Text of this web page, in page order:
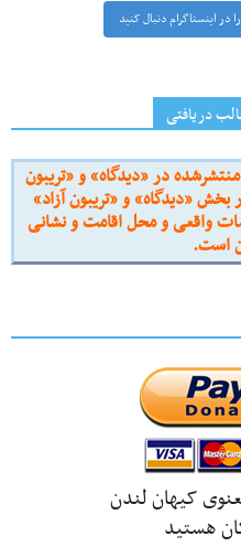
در اینستاگرام دنبال کنید
دریافتی
در «دیدگاه» و «تریبون
«دیدگاه» و «تریبون آزاد»
واقعی و محل اقامت و نشانی
است.
کیهان لندن
هستید